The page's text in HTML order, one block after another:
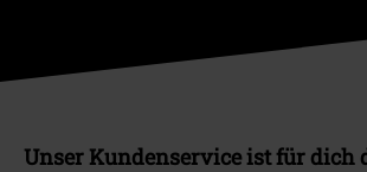
Unser Kundenservice ist für dich